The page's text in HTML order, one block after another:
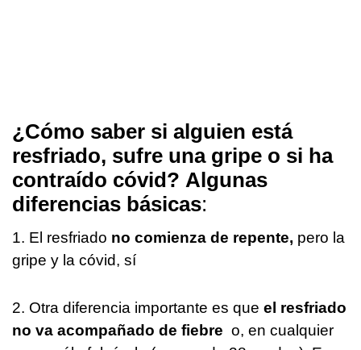
¿Cómo saber si alguien está
resfriado, sufre una gripe o si ha
contraído cóvid? Algunas
diferencias básicas:
1. El resfriado no comienza de repente, pero la
gripe y la cóvid, sí
2. Otra diferencia importante es que el resfriado
no va acompañado de fiebre o, en cualquier